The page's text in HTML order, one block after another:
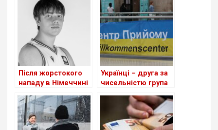
сигарети
Після жорстокого
нападу в Німеччині
український
баскетболіст
Українці – друга за
чисельністю група